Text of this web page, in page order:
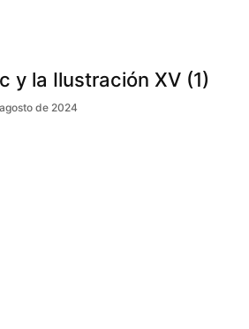
y la Ilustración XV (1)
de 2024